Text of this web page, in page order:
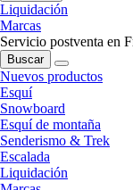
Liquidación
Marcas
Servicio postventa en
Buscar
Nuevos productos
Esquí
Snowboard
Esquí de montaña
Senderismo & Trek
Escalada
Liquidación